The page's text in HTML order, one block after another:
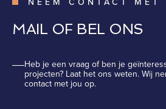
MAIL OF BEL ONS
Heb je een vraag of ben je
projecten? Laat het ons weten. Wij
contact met jou op.